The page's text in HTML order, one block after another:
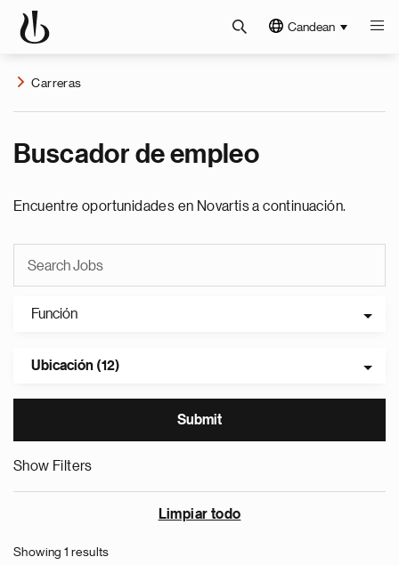
Candean
Carreras
Buscador de empleo
Encuentre oportunidades en Novartis a continuación.
Función
Ubicación (12)
Show Filters
Limpiar todo
Showing 1 results